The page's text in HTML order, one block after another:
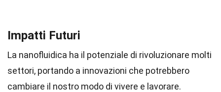
Impatti Futuri
La nanofluidica ha il potenziale di rivoluzionare molti
settori, portando a innovazioni che potrebbero
cambiare il nostro modo di vivere e lavorare.